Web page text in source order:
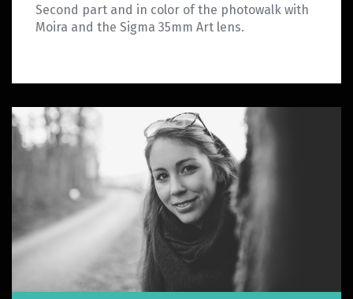
Second part and in color of the photowalk with
Moira and the Sigma 35mm Art lens.